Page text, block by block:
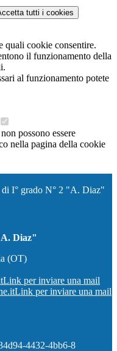
tutti i cookies
quali cookie consentire.
il funzionamento della
al funzionamento potete
possono essere
nella pagina della cookie
di I° grado N° 2 "A. Diaz"
Diaz"
(OT)
Link per inviare una mail
Link per inviare una mail
4432-4bb6-8